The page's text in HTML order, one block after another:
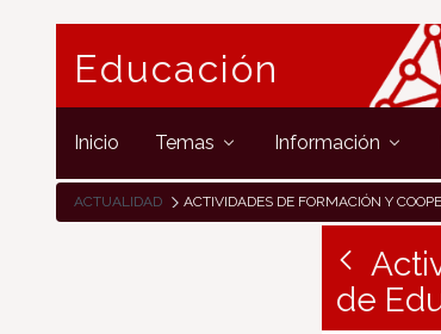
Educación
Inicio Temas Información
ACTUALIDAD ACTIVIDADES DE FORMACIÓN Y COOPERACIÓN (TCA) ERASMUS+ DE EDUCACIÓN ESCOLAR
de